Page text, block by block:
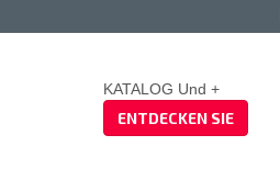
KATALOG Und +
ENTDECKEN SIE